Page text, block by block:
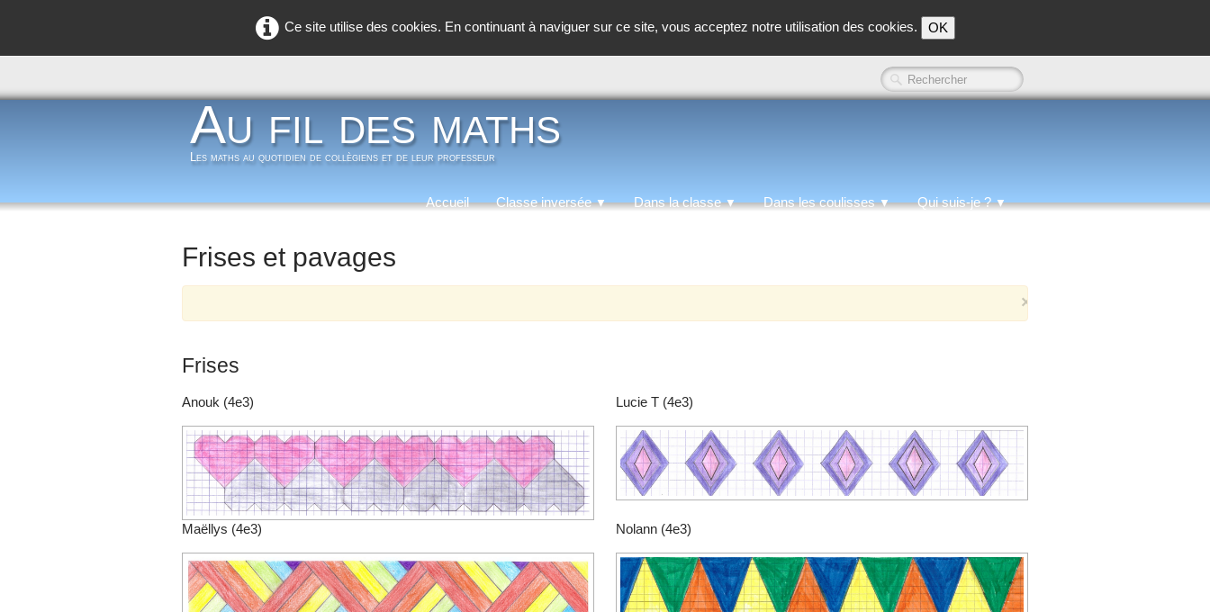
Ce site utilise des cookies. En continuant à naviguer sur ce site, vous acceptez notre utilisation des cookies. OK
Au fil des maths
Les maths au quotidien de collègiens et de leur professeur
Accueil Classe inversée▼ Dans la classe▼ Dans les coulisses▼ Qui suis-je ?▼
Frises et pavages
×
Frises
Anouk (4e3) Lucie T (4e3)
Maëllys (4e3) Nolann (4e3)